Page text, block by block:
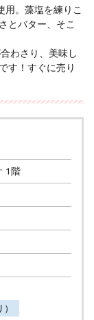
。藻塩を練りこ
とバター、そこ
わさり、美味し
す！すぐに売り
1階